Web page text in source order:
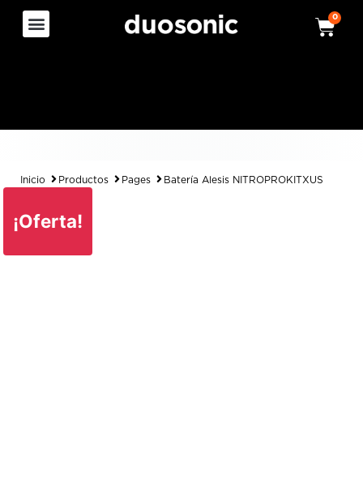
0
Inicio Productos Pages Batería Alesis NITROPROKITXUS
¡Oferta!